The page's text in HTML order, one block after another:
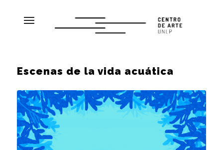
Escenas de la vida acuática